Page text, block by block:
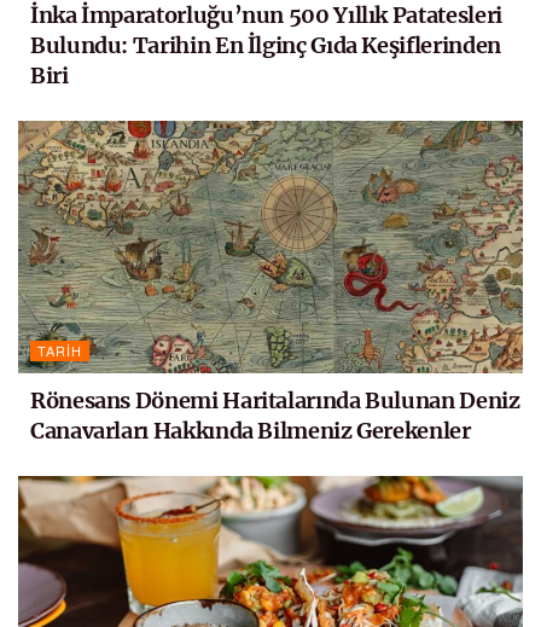
İnka İmparatorluğu’nun 500 Yıllık Patatesleri
Bulundu: Tarihin En İlginç Gıda Keşiflerinden
Biri
TARIH
Rönesans Dönemi Haritalarında Bulunan Deniz
Canavarları Hakkında Bilmeniz Gerekenler